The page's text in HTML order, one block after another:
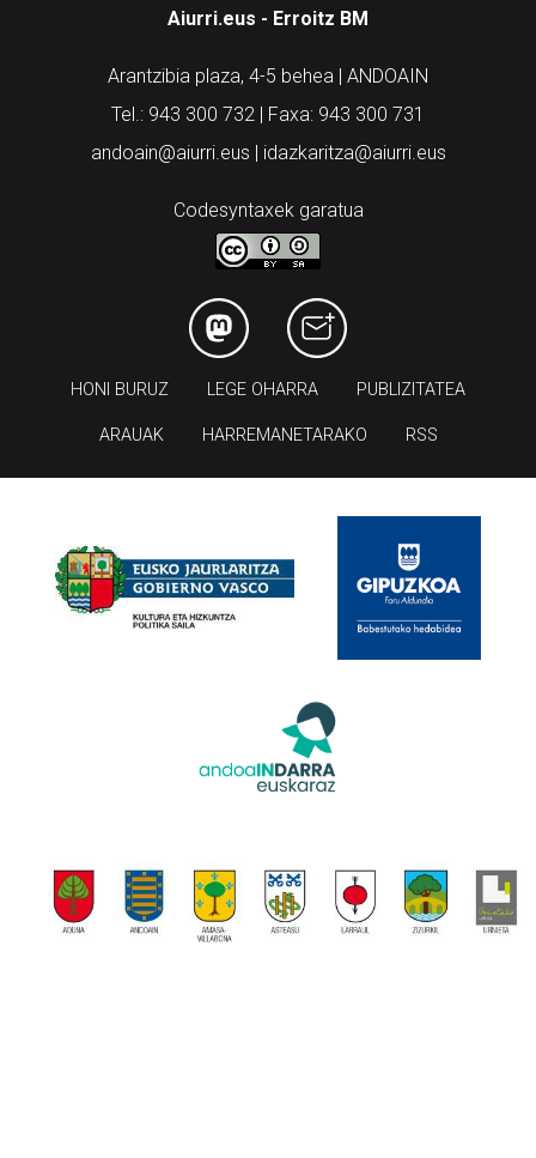
Aiurri.eus - Erroitz BM
Arantzibia plaza, 4-5 behea | ANDOAIN
Tel.: 943 300 732 | Faxa: 943 300 731
andoain@aiurri.eus | idazkaritza@aiurri.eus
Codesyntaxek garatua
HONI BURUZ LEGE OHARRA PUBLIZITATEA
ARAUAK HARREMANETARAKO RSS